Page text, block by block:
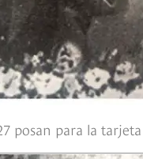
posan para la